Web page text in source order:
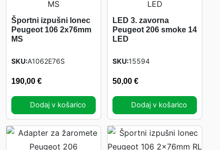
9
8
č
r
k
o
Športni izpušni lonec
Peugeot 106 2x76mm
MS
SKU A1062E76S
190,00 €
Dodaj v košarico
LED 3. zavorna
Peugeot 206 smoke 14
LED
SKU 15594
50,00 €
Dodaj v košarico